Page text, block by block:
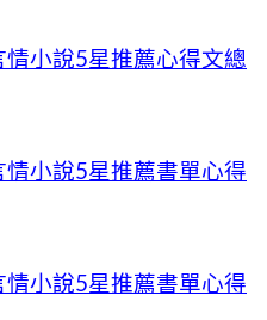
情小說5星推薦心得文總
小說5星推薦書單心得
情小說5星推薦書單心得